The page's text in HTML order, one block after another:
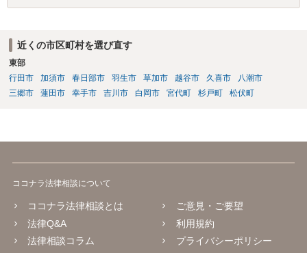
近くの市区町村を選び直す
東部
行田市
加須市 春日部市 羽生市 草加市 越谷市 久喜市
八潮市
三郷市
蓮田市 幸手市 吉川市 白岡市 宮代町 杉戸町 松伏町
ココナラ法律相談について
ココナラ法律相談とは
法律Q&A
法律相談コラム
ご意見・ご要望
利用規約
プライバシーポリシー